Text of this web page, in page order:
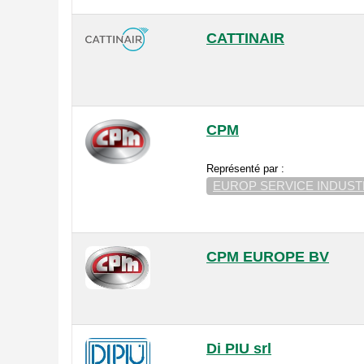
CATTINAIR
CPM
Représenté par :
EUROP SERVICE
CPM EUROPE BV
Di PIU srl